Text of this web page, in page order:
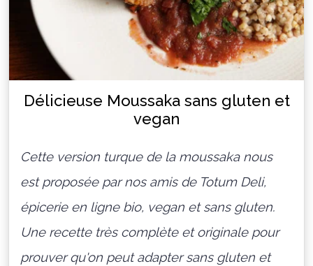
Délicieuse Moussaka sans gluten et
vegan
Cette version turque de la moussaka nous
est proposée par nos amis de Totum Deli,
épicerie en ligne bio, vegan et sans gluten.
Une recette très complète et originale pour
prouver qu'on peut adapter sans gluten et